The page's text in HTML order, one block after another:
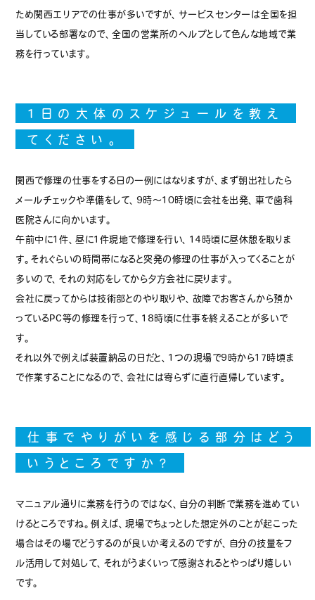
ため関西エリアでの仕事が多いですが、サービスセンターは全国を担
当している部署なので、全国の営業所のヘルプとして色んな地域で業
務を行っています。
1日の大体のスケジュールを教え
てください。
関西で修理の仕事をする日の一例にはなりますが、まず朝出社したら
メールチェックや準備をして、9時～10時頃に会社を出発、車で歯科
医院さんに向かいます。
午前中に1件、昼に1件現地で修理を行い、14時頃に昼休憩を取りま
す。それぐらいの時間帯になると突発の修理の仕事が入ってくることが
多いので、それの対応をしてから夕方会社に戻ります。
会社に戻ってからは技術部とのやり取りや、故障でお客さんから預か
っているPC等の修理を行って、18時頃に仕事を終えることが多いで
す。
それ以外で例えば装置納品の日だと、1つの現場で9時から17時頃ま
で作業することになるので、会社には寄らずに直行直帰しています。
仕事でやりがいを感じる部分はどう
いうところですか？
マニュアル通りに業務を行うのではなく、自分の判断で業務を進めてい
けるところですね。例えば、現場でちょっとした想定外のことが起こった
場合はその場でどうするのが良いか考えるのですが、自分の技量をフ
ル活用して対処して、それがうまくいって感謝されるとやっぱり嬉しい
です。